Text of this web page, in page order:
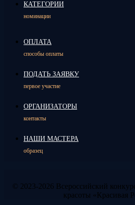
КАТЕГОРИИ
номинации
ОПЛАТА
способы оплаты
ПОДАТЬ ЗАЯВКУ
первое участие
ОРГАНИЗАТОРЫ
контакты
НАШИ МАСТЕРА
образец
© 2023-2026 Всероссийский
красоты «Красивая